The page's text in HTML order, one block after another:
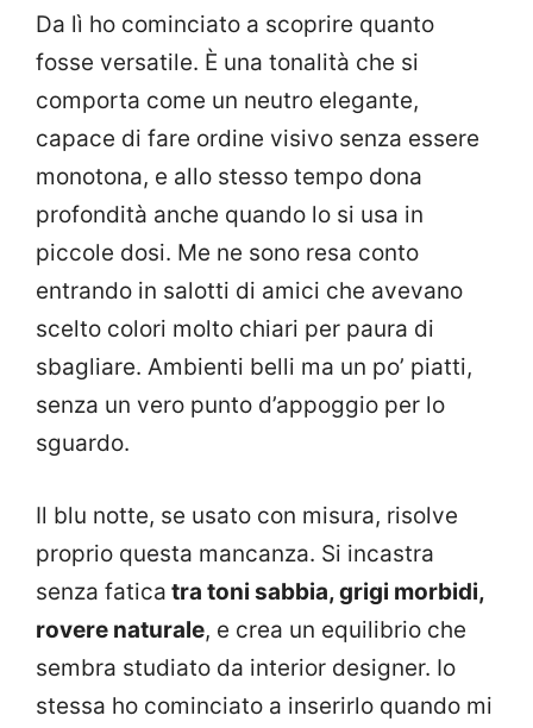
Da lì ho cominciato a scoprire quanto
fosse versatile. È una tonalità che si
comporta come un neutro elegante,
capace di fare ordine visivo senza essere
monotona, e allo stesso tempo dona
profondità anche quando lo si usa in
piccole dosi. Me ne sono resa conto
entrando in salotti di amici che avevano
scelto colori molto chiari per paura di
sbagliare. Ambienti belli ma un po’ piatti,
senza un vero punto d’appoggio per lo
sguardo.
Il blu notte, se usato con misura, risolve
proprio questa mancanza. Si incastra
senza fatica tra toni sabbia, grigi morbidi,
rovere naturale, e crea un equilibrio che
sembra studiato da interior designer. Io
stessa ho cominciato a inserirlo quando mi